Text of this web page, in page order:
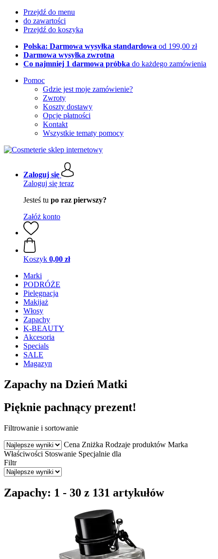
Przejdź do menu
do zawartości
Przejdź do koszyka
Polska: Darmowa wysyłka standardowa od 199,00 zł
Darmowa wysyłka zwrotna
Co najmniej 1 darmowa próbka do każdego zamówienia
Pomoc
Gdzie jest moje zamówienie?
Zwroty
Koszty dostawy
Opcje płatności
Kontakt
Wszystkie tematy pomocy
Zaloguj się
Zaloguj się teraz
Jesteś tu po raz pierwszy?
Załóż konto
Koszyk 0,00 zł
Marki
PODRÓŻE
Pielęgnacja
Makijaż
Włosy
Zapachy
K-BEAUTY
Akcesoria
Specials
SALE
Magazyn
Zapachy na Dzień Matki
Pięknie pachnący prezent!
Filtrowanie i sortowanie
Cena Zniżka Rodzaje produktów Marka
Właściwości Stoswanie Specjalnie dla
Filtr
Zapachy: 1 - 30 z 131 artykułów